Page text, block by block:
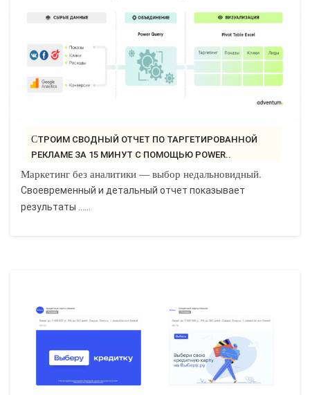
СТРОИМ СВОДНЫЙ ОТЧЕТ ПО ТАРГЕТИРОВАННОЙ
РЕКЛАМЕ ЗА 15 МИНУТ С ПОМОЩЬЮ POWER..
Маркетинг без аналитики — выбор недальновидный.
Своевременный и детальный отчет показывает
результаты ......